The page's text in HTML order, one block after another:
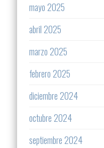
mayo 2025
abril 2025
marzo 2025
febrero 2025
diciembre 2024
octubre 2024
septiembre 2024